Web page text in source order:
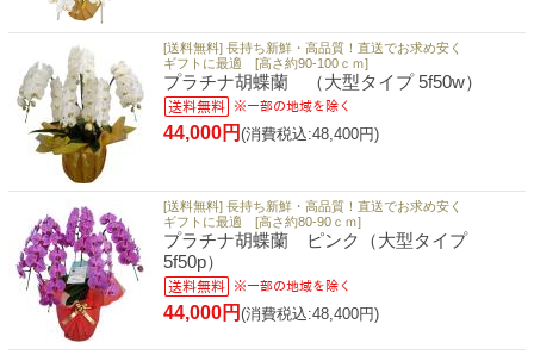
[送料無料] 長持ち新鮮・高品質！直送でお求め安く
ギフトに最適 [高さ約90-100ｃｍ]
プラチナ胡蝶蘭 （大型タイプ 5f50w）
44,000円 (消費税込:48,400円)
[送料無料] 長持ち新鮮・高品質！直送でお求め安く
ギフトに最適 [高さ約80-90ｃｍ]
プラチナ胡蝶蘭 ピンク（大型タイプ
5f50p）
44,000円 (消費税込:48,400円)